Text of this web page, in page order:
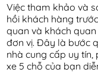
Việc tham khảo và
hồi khách hàng
quan và khách
đơn vị. Đây là bước
nhà cung cấp uy
xe 5 chỗ của bạn